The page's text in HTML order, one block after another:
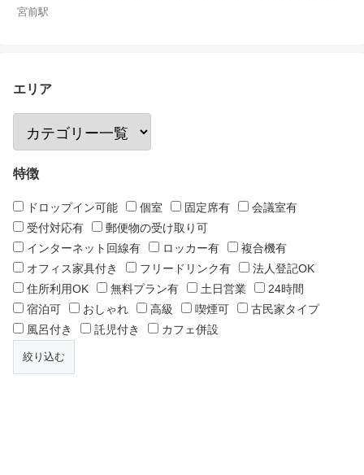
宮前駅
エリア
特徴
ドロップイン可能 個室 固定席有
会議室有
受付対応有
郵便物の受け取り可
インターネット回線有
ロッカー有
複合機有
オフィス家具付き
フリードリンク有
法人登記OK
住所利用OK
無料プラン有 土日営業
24時間
宿泊可
おしゃれ 高級 喫煙可
古民家タイプ
風呂付き
託児付き カフェ併設